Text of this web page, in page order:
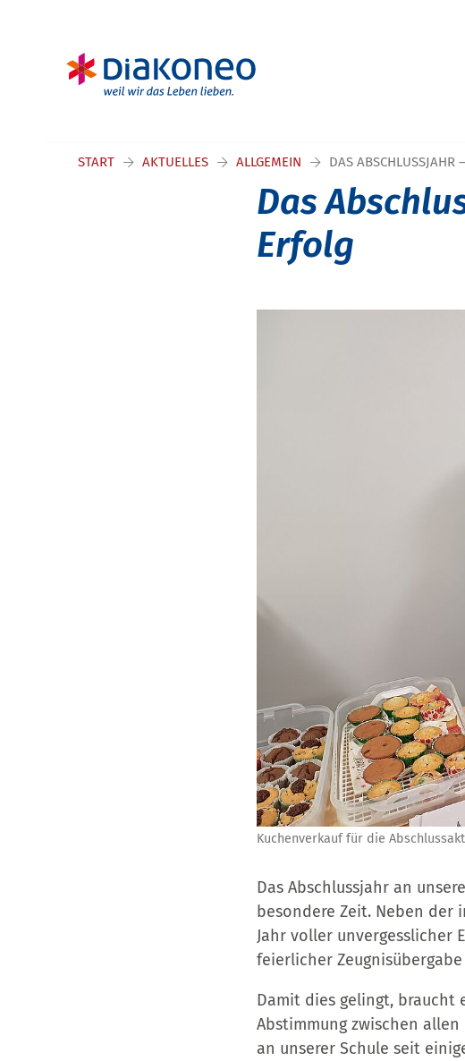
START AKTUELLES ALLGEMEIN DAS ABSCHLUSSJAHR
Das
Erfolg
Kuchenverkauf für die
Das Abschlussjahr an
besondere Zeit. Neben der
Jahr voller unvergesslicher
feierlicher
Damit dies gelingt, braucht
Abstimmung zwischen
an unserer Schule seit